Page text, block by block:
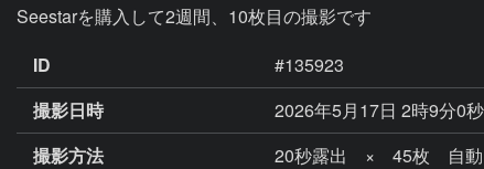
Seestarを購入して2週間、10枚目の撮影です
ID
#135923
撮影日時
2026年5月17日 2時9分0秒
撮影方法
20秒露出 × 45枚 自動